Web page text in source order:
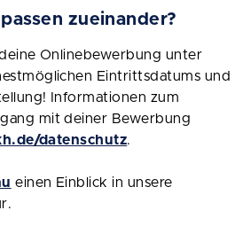
zueinander?
Onlinebewerbung unter
Eintrittsdatums und
Informationen zum
mit deiner Bewerbung
datenschutz.
einen Einblick in unsere